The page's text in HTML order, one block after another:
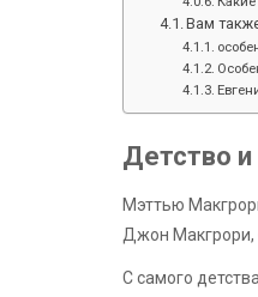
Вам
Детство
Мэттью
Джон Макгрори,
С самого